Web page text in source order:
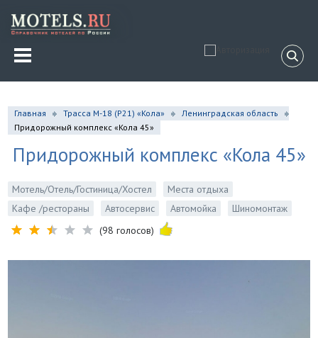
Главная Трасса М-18 (P21) «Кола»
Ленинградская область
Придорожный комплекс «Кола 45»
Придорожный комплекс «Кола 45»
Мотель/Отель/Гостиница/Хостел
Места отдыха
Кафе /рестораны
Автосервис Автомойка
Шиномонтаж
(98 голосов)